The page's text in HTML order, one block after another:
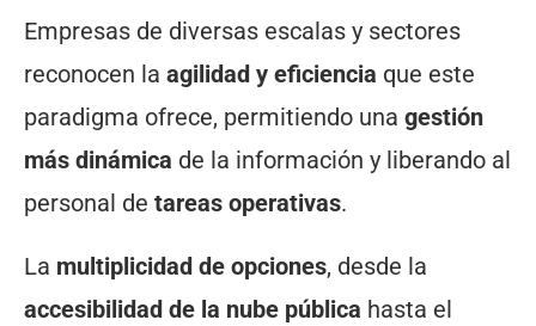
Empresas de diversas escalas y sectores
reconocen la agilidad y eficiencia que este
paradigma ofrece, permitiendo una gestión
más dinámica de la información y liberando al
personal de tareas operativas.
La multiplicidad de opciones, desde la
accesibilidad de la nube pública hasta el